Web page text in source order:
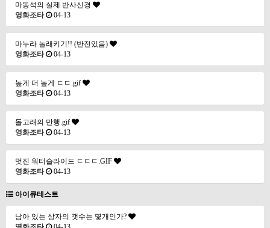
마동석의 실제 반사신경
영화조타
04-13
마누라 놀래키기!! (반전있음)
영화조타
04-13
높게 더 높게 ㄷㄷ.gif
영화조타
04-13
돌고래의 만행.gif
영화조타
04-13
멋진 워터슬라이드 ㄷㄷㄷ.GIF
영화조타
04-13
아이큐테스트
남아 있는 상자의 갯수는 몇개인가?